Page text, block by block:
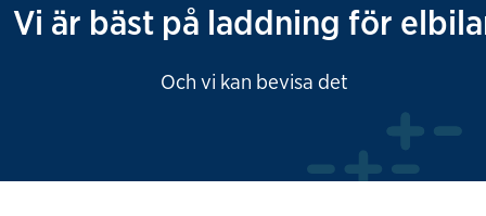
Vi är bäst på laddning för
Och vi kan bevisa det